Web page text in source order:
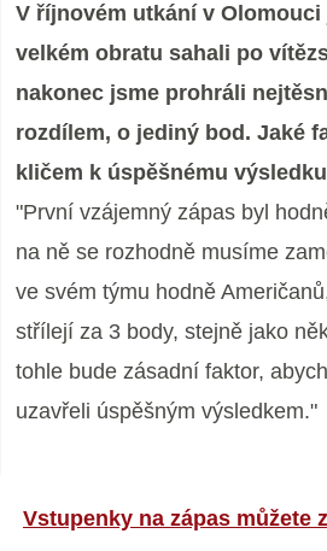
V říjnovém utkání v
velkém obratu sahali po
nakonec jsme prohráli
rozdílem, o jediný bod. Jaké
kličem k úspěšnému
"První vzájemný zápas byl
na ně se rozhodně musíme
ve svém týmu hodně
střílejí za 3 body, stejně jako
tohle bude zásadní faktor,
uzavřeli úspěšným výsledkem."
Vstupenky na zápas můžete